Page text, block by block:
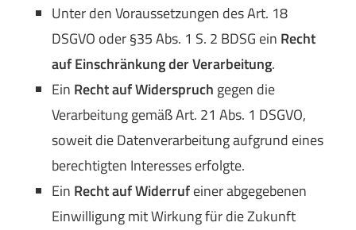
Unter den Voraussetzungen des Art. 18
DSGVO oder §35 Abs. 1 S. 2 BDSG ein Recht
auf Einschränkung der Verarbeitung.
Ein Recht auf Widerspruch gegen die
Verarbeitung gemäß Art. 21 Abs. 1 DSGVO,
soweit die Datenverarbeitung aufgrund eines
berechtigten Interesses erfolgte.
Ein Recht auf Widerrufeiner abgegebenen
Einwilligung mit Wirkung für die Zukunft